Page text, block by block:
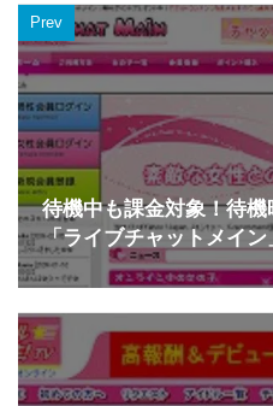
Prev
待機中も課金対象！待
「ライブチャットメイン